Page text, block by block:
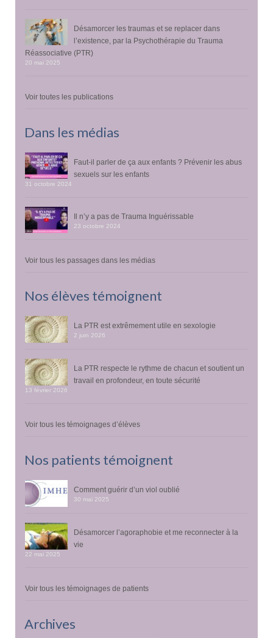
Désamorcer les traumas et se replacer dans
l’existence, par la Psychothérapie du Trauma
Réassociative (PTR)
20 mai 2025
Voir toutes les publications
Dans les médias
Faut-il parler de ça aux enfants ? Prévenir les abus
sexuels sur les enfants
31 octobre 2024
Il n’y a pas de Trauma Inguérissable
23 octobre 2024
Voir tous les passages dans les médias
Nos élèves témoignent
La PTR est extrêmement utile en sexologie
2 juin 2026
La PTR respecte le rythme de chacun et soutient un
travail en profondeur, en toute sécurité
13 février 2026
Voir tous les témoignages d’élèves
Nos patients témoignent
Comment guérir d’un viol oublié
30 mai 2025
Désamorcer l’agoraphobie et me reconnecter à la
vie
22 mai 2025
Voir tous les témoignages de patients
Archives